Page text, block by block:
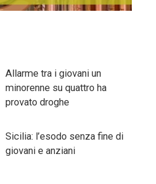
Allarme tra i giovani un
minorenne su quattro ha
provato droghe
Sicilia: l’esodo senza fine di
giovani e anziani